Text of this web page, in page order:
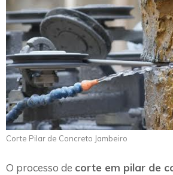
Corte Pilar de Concreto Jambeiro
O processo de corte em pilar de